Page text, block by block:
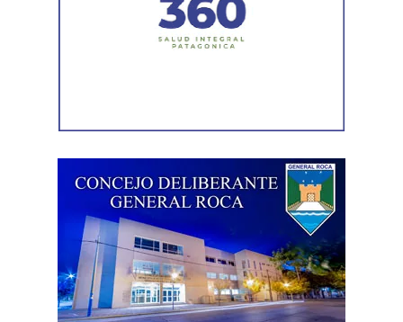
Agregó que el Código Procesal Civil y Comercial autoriza
esa posibilidad siempre que, si la demanda ya fue
concretado, la jueza entendió que estaban cumplidos
todos los requisitos legales para admitir el desistimiento y
declarar extinguido el proceso.
«En virtud de ello entiendo que se encuentran
configurados los recaudos previstos en el artículo 278,
para que opere el desistimiento del proceso por voluntad
de la parte», explicó. Además, se estableció que las
actuaciones permanezcan archivadas en formato digital,